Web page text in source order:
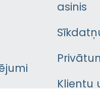
asinis
Klientu